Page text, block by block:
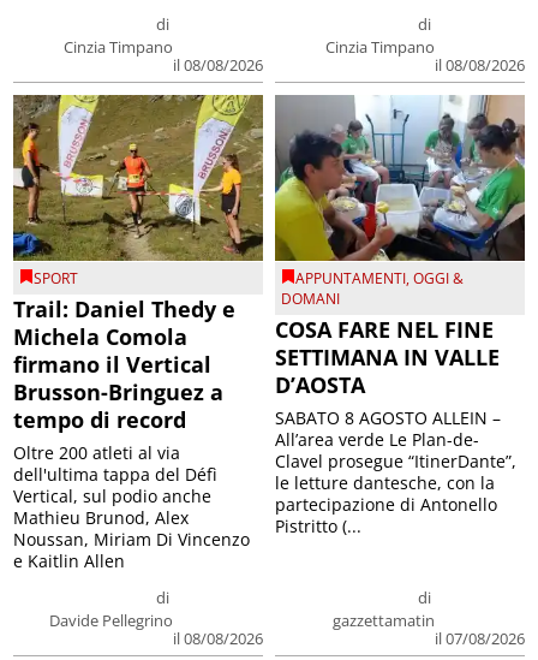
di
Cinzia Timpano
il 08/08/2026
di
Cinzia Timpano
il 08/08/2026
SPORT
Trail: Daniel Thedy e
Michela Comola
firmano il Vertical
Brusson-Bringuez a
tempo di record
di
Davide Pellegrino
il 08/08/2026
Oltre 200 atleti al via
dell'ultima tappa del Défì
Vertical, sul podio anche
Mathieu Brunod, Alex
Noussan, Miriam Di Vincenzo
e Kaitlin Allen
APPUNTAMENTI,OGGI &
DOMANI
COSA FARE NEL FINE
SETTIMANA IN VALLE
D’AOSTA
di
gazzettamatin
il 07/08/2026
SABATO 8 AGOSTO ALLEIN –
All’area verde Le Plan-de-
Clavel prosegue “ItinerDante”,
le letture dantesche, con la
partecipazione di Antonello
Pistritto (...